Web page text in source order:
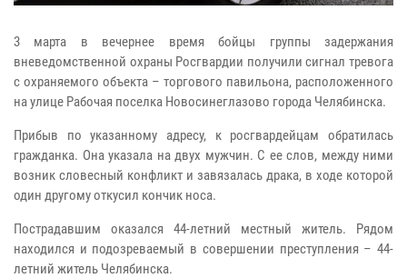
3 марта в вечернее время бойцы группы задержания
вневедомственной охраны Росгвардии получили сигнал тревога
с охраняемого объекта – торгового павильона, расположенного
на улице Рабочая поселка Новосинеглазово города Челябинска.
Прибыв по указанному адресу, к росгвардейцам обратилась
гражданка. Она указала на двух мужчин. С ее слов, между ними
возник словесный конфликт и завязалась драка, в ходе которой
один другому откусил кончик носа.
Пострадавшим оказался 44-летний местный житель. Рядом
находился и подозреваемый в совершении преступления – 44-
летний житель Челябинска.